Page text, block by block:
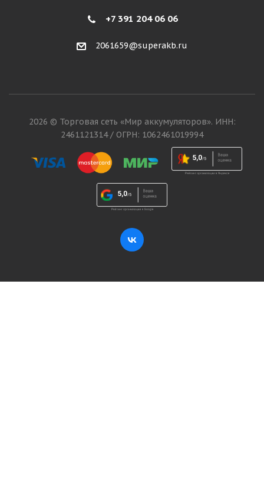
+7 391 204 06 06
2061659@superakb.ru
2026 © Торговая сеть «Мир аккумуляторов». ИНН:
2461121314 / ОГРН: 1062461019994